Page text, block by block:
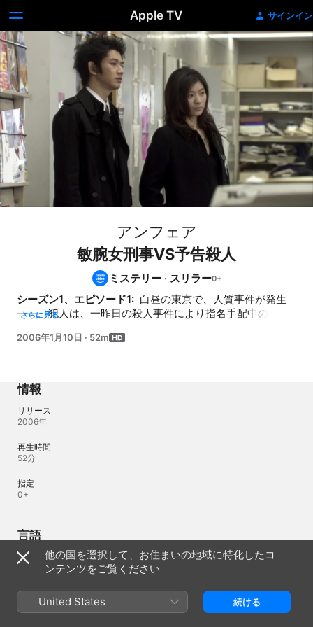
Apple TV サインイン
アンフェア
敏腕女刑事VS予告殺人
ミステリー · スリラー
シーズン1、エピソード1: 白昼の東京で、人質事件が発生
――。犯人は、一昨日の殺人事件により指名手配中の男
人質の女性にも危険が及んでいた。と、そのとき、警視庁
捜査一課の検挙率ナンバーワン刑事・雪平夏見（篠原涼
子）だ。焦る警官たちに応えず、歩き続ける雪平は、一瞬
の隙をつき、犯人に駆け寄り蹴りを食らわした。 人質を救
出し、犯人逮捕となったが、捜査一課の管理官・山路哲夫
責める。雪平は意に介さないが、単独行動をしないために
と、安藤一之（瑛太）という若い刑事が見習いに付くこと
になる。 同じ日の夜、新宿中央公園で中年男性と女子高校
生の刺殺遺体が発見された。山路たちは雪平の携帯電話に
見現場では雪平不在のまま、検視官・三上薫（加藤雅也）
や刑事たちによる現場検証が行われていた。遺体はどちら
も臓器まで深くナイフで刺されていて、その手口は、三上
をして「生き物刺してるって気があんのかな」と言わせる
ほど残忍なものだった。 雪平を迎えにマンションに入った
安藤は、不審者と間違われ痛烈なキックをお見舞いされな
さらに見る
2006年1月10日 · 52m
情報
リリース
2006年
再生時間
52分
指定
0+
言語
オリジナル音源
オーディオ
他の国を選択して、お住まいの地域に特化したコ
ンテンツをご覧ください
United States 続ける